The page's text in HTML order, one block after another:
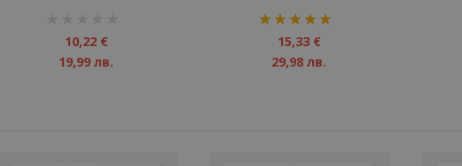
10,22 €
19,99 лв.
рейтинг:
100%15,33 €
29,98 лв.